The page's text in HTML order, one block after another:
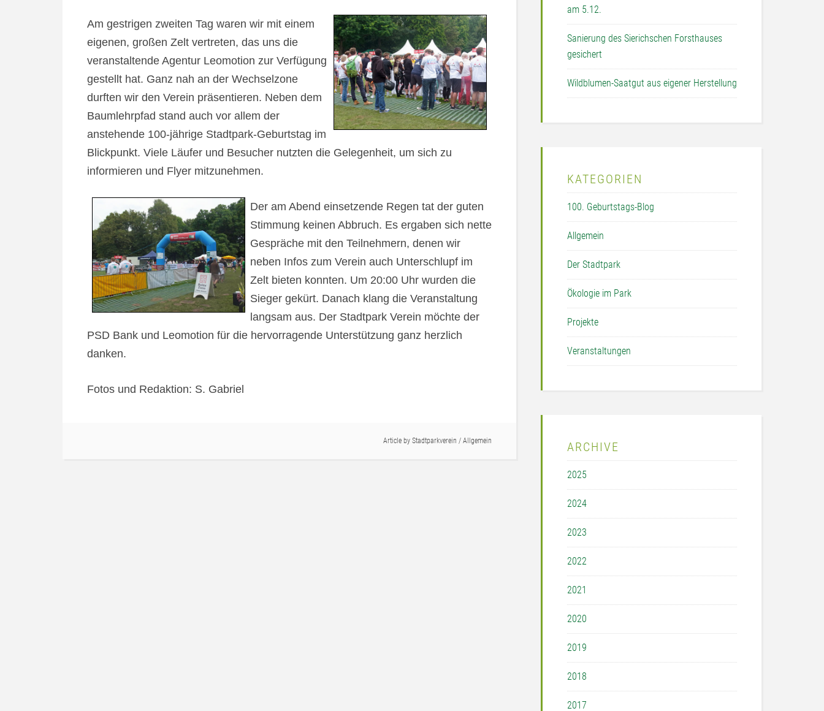
Am gestrigen zweiten Tag waren wir mit einem
eigenen, großen Zelt vertreten, das uns die
veranstaltende Agentur Leomotion zur Verfügung
gestellt hat. Ganz nah an der Wechselzone
durften wir den Verein präsentieren. Neben dem
Baumlehrpfad stand auch vor allem der
anstehende 100-jährige Stadtpark-Geburtstag im
Blickpunkt. Viele Läufer und Besucher nutzten die Gelegenheit, um sich zu
informieren und Flyer mitzunehmen.
Der am Abend einsetzende Regen tat der guten
Stimmung keinen Abbruch. Es ergaben sich nette
Gespräche mit den Teilnehmern, denen wir
neben Infos zum Verein auch Unterschlupf im
Zelt bieten konnten. Um 20:00 Uhr wurden die
Sieger gekürt. Danach klang die Veranstaltung
langsam aus. Der Stadtpark Verein möchte der
PSD Bank und Leomotion für die hervorragende Unterstützung ganz herzlich
danken.
Fotos und Redaktion: S. Gabriel
Article by Stadtparkverein / Allgemein
am 5.12.
Sanierung des Sierichschen Forsthauses
gesichert
Wildblumen-Saatgut aus eigener Herstellung
KATEGORIEN
100. Geburtstags-Blog
Allgemein
Der Stadtpark
Ökologie im Park
Projekte
Veranstaltungen
ARCHIVE
2025
2024
2023
2022
2021
2020
2019
2018
2017